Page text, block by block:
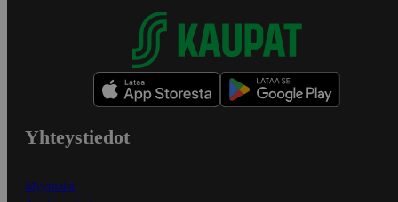
Yhteystiedot
Myymälät